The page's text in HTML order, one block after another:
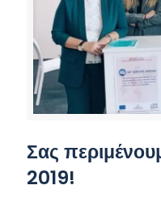
Σας
2019!